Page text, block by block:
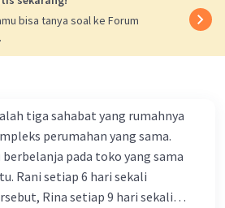
bisa tanya soal ke Forum
tiga sahabat yang rumahnya
perumahan yang sama.
pada toko yang sama
Rani setiap 6 hari sekali
Rina setiap 9 hari sekali